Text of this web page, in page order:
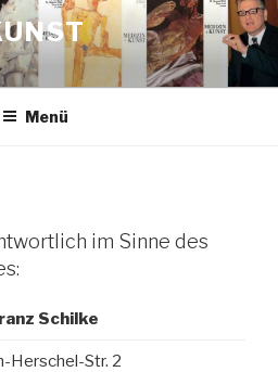
Menü
im Sinne des
Schilke
Herschel-Str. 2